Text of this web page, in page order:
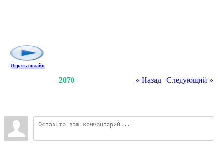
Играть онлайн
« Назад Следующий »
2070